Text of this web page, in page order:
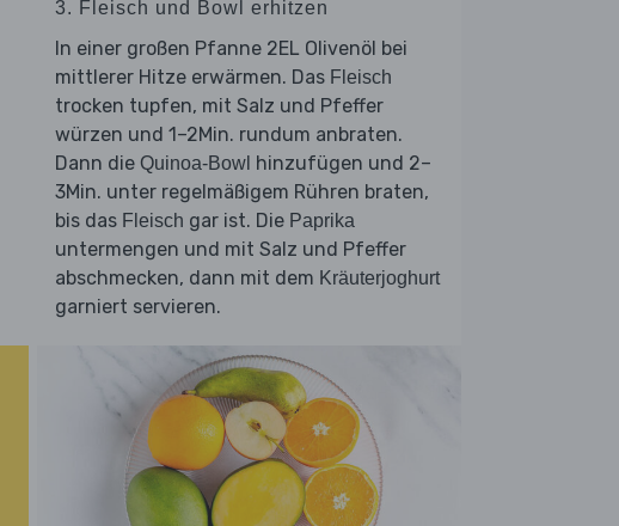
3. Fleisch und Bowl erhitzen
In einer großen Pfanne 2EL Olivenöl bei
mittlerer Hitze erwärmen. Das Fleisch
trocken tupfen, mit Salz und Pfeffer
würzen und 1–2Min. rundum anbraten.
Dann die Quinoa-Bowl hinzufügen und 2–
3Min. unter regelmäßigem Rühren braten,
bis das Fleisch gar ist. Die Paprika
untermengen und mit Salz und Pfeffer
abschmecken, dann mit dem Kräuterjoghurt
garniert servieren.